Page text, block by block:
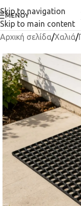
Skip to navigation
Skip to main content
ΜΕΝΟΎ
Αρχική σελίδα/Χαλιά/